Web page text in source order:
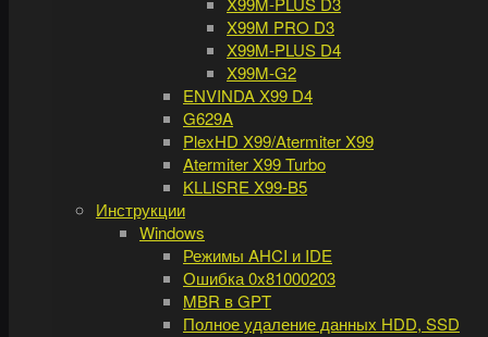
X99M PRO D3
X99M-PLUS D4
X99M-G2
ENVINDA X99 D4
G629A
PlexHD X99/Atermiter X99
Atermiter X99 Turbo
KLLISRE X99-B5
Инструкции
Windows
Режимы AHCI и IDE
Ошибка 0x81000203
MBR в GPT
Полное удаление данных HDD, SSD